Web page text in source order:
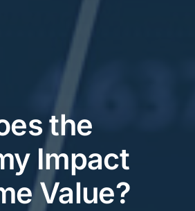
the
Impact
Value?